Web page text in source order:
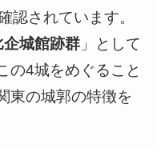
認されています。
企城館跡群」として
の4城をめぐること
東の城郭の特徴を